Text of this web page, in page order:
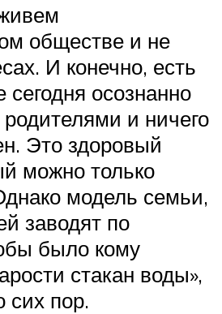
обществе и не
И конечно, есть
осознанно
и ничего
Это здоровый
можно только
модель семьи,
заводят по
было кому
стакан воды»,
сих пор.